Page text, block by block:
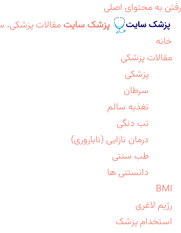
رفتن به محتوای اصلی
پزشک سایت مقالات
خانه
مقالات پزشکی
پزشکی
سرطان
تغذیه سالم
تب دنگی
درمان نازایی (ناباروری)
طب سنتی
دانستنی ها
BMI
رژیم لاغری
استخدام پزشک